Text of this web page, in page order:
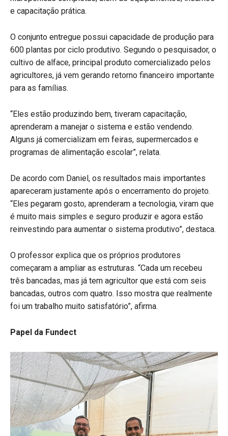
e capacitação prática.
O conjunto entregue possui capacidade de produção para
600 plantas por ciclo produtivo. Segundo o pesquisador, o
cultivo de alface, principal produto comercializado pelos
agricultores, já vem gerando retorno financeiro importante
para as famílias.
“Eles estão produzindo bem, tiveram capacitação,
aprenderam a manejar o sistema e estão vendendo.
Alguns já comercializam em feiras, supermercados e
programas de alimentação escolar”, relata.
De acordo com Daniel, os resultados mais importantes
apareceram justamente após o encerramento do projeto.
“Eles pegaram gosto, aprenderam a tecnologia, viram que
é muito mais simples e seguro produzir e agora estão
reinvestindo para aumentar o sistema produtivo”, destaca.
O professor explica que os próprios produtores
começaram a ampliar as estruturas. “Cada um recebeu
três bancadas, mas já tem agricultor que está com seis
bancadas, outros com quatro. Isso mostra que realmente
foi um trabalho muito satisfatório”, afirma.
Papel da Fundect